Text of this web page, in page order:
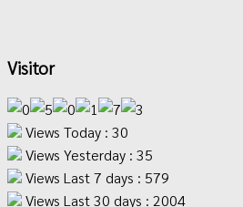
Visitor
Views Today : 30
Views Yesterday : 35
Views Last 7 days : 579
Views Last 30 days : 2004